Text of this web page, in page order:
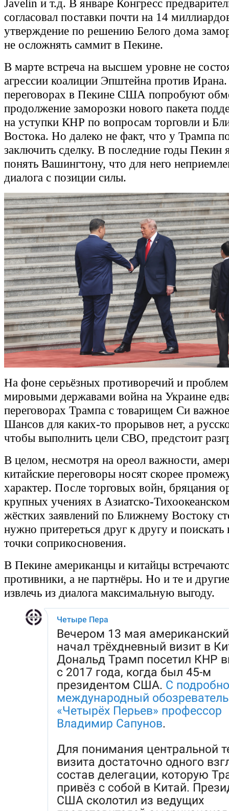
Javelin и т.д. В январе Конгресс
согласовал поставки почти на 14
утверждение по решению Белого дома
не осложнять саммит в Пекине.
В марте встреча на высшем уровне не
агрессии коалиции Эпштейна против
переговорах в Пекине США попробуют
продолжение заморозки нового пакета
на уступки КНР по вопросам торговли и
Востока. Но далеко не факт, что у Трампа
заключить сделку. В последние годы Пекин
понять Вашингтону, что для него
диалога с позиции силы.
На фоне серьёзных противоречий и
мировыми державами война на Украине
переговорах Трампа с товарищем Си
Шансов для каких-то прорывов нет, а
чтобы выполнить цели СВО, предстоит
В целом, несмотря на ореол важности,
китайские переговоры носят скорее
характер. После торговых войн, бряцания
крупных учениях в Азиатско-
жёстких заявлений по Ближнему Востоку
нужно притереться друг к другу и
точки соприкосновения.
В Пекине американцы и китайцы
противники, а не партнёры. Но и те и
извлечь из диалога максимальную выгоду.